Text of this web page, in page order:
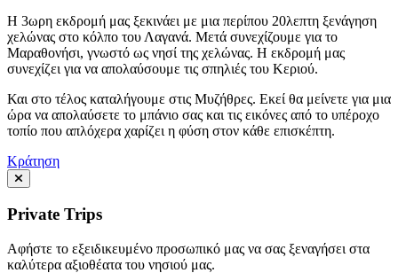
Η 3ωρη εκδρομή μας ξεκινάει με μια περίπου 20λεπτη ξενάγηση
χελώνας στο κόλπο του Λαγανά. Μετά συνεχίζουμε για το
Μαραθονήσι, γνωστό ως νησί της χελώνας. Η εκδρομή μας
συνεχίζει για να απολαύσουμε τις σπηλιές του Κεριού.
Και στο τέλος καταλήγουμε στις Μυζήθρες. Εκεί θα μείνετε για μια
ώρα να απολαύσετε το μπάνιο σας και τις εικόνες από το υπέροχο
τοπίο που απλόχερα χαρίζει η φύση στον κάθε επισκέπτη.
Κράτηση
Private Trips
Αφήστε το εξειδικευμένο προσωπικό μας να σας ξεναγήσει στα
καλύτερα αξιοθέατα του νησιού μας.